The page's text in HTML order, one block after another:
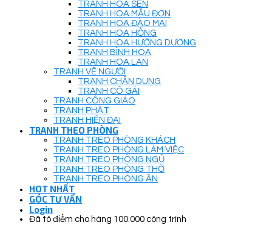
TRANH HOA SEN
TRANH HOA MẪU ĐƠN
TRANH HOA ĐÀO MAI
TRANH HOA HỒNG
TRANH HOA HƯỚNG DƯƠNG
TRANH BÌNH HOA
TRANH HOA LAN
TRANH VẼ NGƯỜI
TRANH CHÂN DUNG
TRANH CÔ GÁI
TRANH CÔNG GIÁO
TRANH PHẬT
TRANH HIỆN ĐẠI
TRANH THEO PHÒNG
TRANH TREO PHÒNG KHÁCH
TRANH TREO PHÒNG LÀM VIỆC
TRANH TREO PHÒNG NGỦ
TRANH TREO PHÒNG THỜ
TRANH TREO PHÒNG ĂN
HOT NHẤT
GÓC TƯ VẤN
Login
Đã tô điểm cho hàng 100.000 công trình